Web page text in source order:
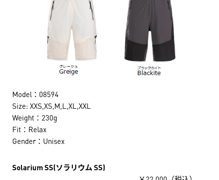
Model：08594
Size: XXS,XS,M,L,XL,XXL
Weight：230g
Fit：Relax
Gender：Unisex
Solarium SS(ソラリウム SS)